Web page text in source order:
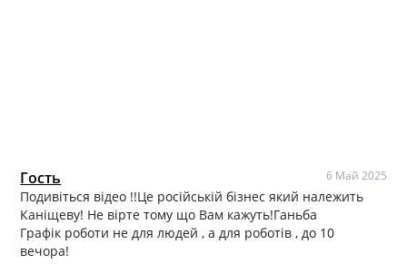
Гость 6 Май 2025
Подивіться відео !!Це російській бізнес який належить
Каніщеву! Не вірте тому що Вам кажуть!Ганьба
Графік роботи не для людей , а для роботів , до 10
вечора!